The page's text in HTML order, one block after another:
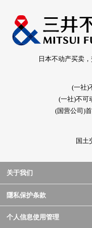
日本不动产买卖
(一社)
(一社)不可
(国营公司)
国土
关于我们
隱私保护条款
个人信息使用管理